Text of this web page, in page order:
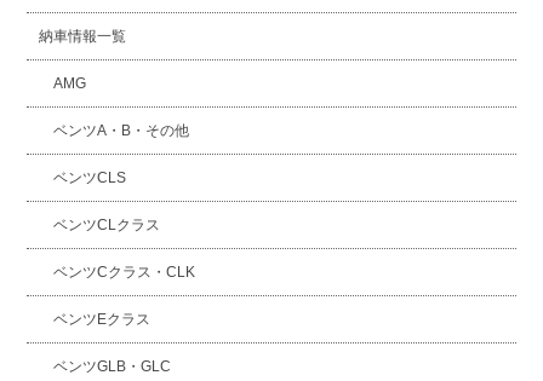
納車情報一覧
AMG
ベンツA・B・その他
ベンツCLS
ベンツCLクラス
ベンツCクラス・CLK
ベンツEクラス
ベンツGLB・GLC